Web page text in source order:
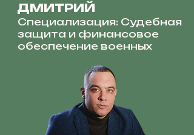
ДМИТРИЙ
Специализация: Судебная
защита и финансовое
обеспечение военных